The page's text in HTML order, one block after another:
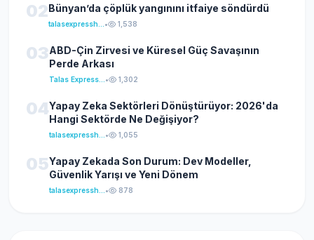
02Bünyan’da çöplük yangınını itfaiye söndürdü
• 1,538
03ABD-Çin Zirvesi ve Küresel Güç Savaşının
Perde Arkası
• 1,302
04Yapay Zeka Sektörleri Dönüştürüyor: 2026'da
Hangi Sektörde Ne Değişiyor?
• 1,055
05Yapay Zekada Son Durum: Dev Modeller,
Güvenlik Yarışı ve Yeni Dönem
• 878